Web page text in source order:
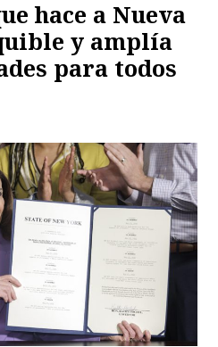
hace a Nueva
y amplía
para todos